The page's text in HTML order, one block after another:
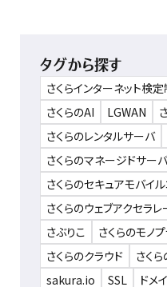
タグから探す
さくらインターネット検
さくらのAI
LGWAN
さくらのレンタルサーバ
さくらのマネージドサーバ
さくらのセキュアモバイ
さくらのウェブアクセラレ
さぶりこ
さくらのモノ
さくらのクラウド
さく
sakura.io
SSL ドメ